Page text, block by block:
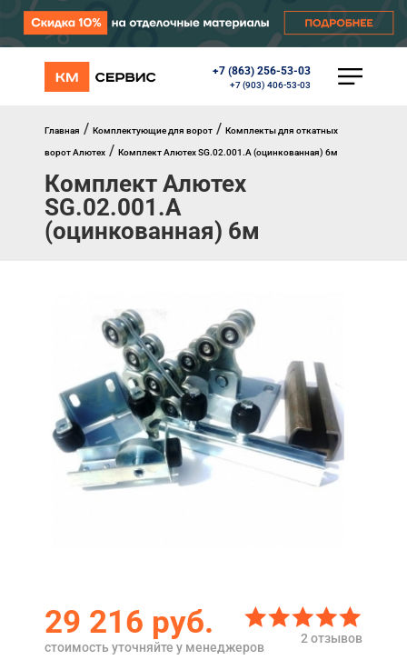
+7 (863) 256-53-03
+7 (903) 406-53-03
КАТАЛОГ
Перегрузочное оборудование
Уличные калитки
Шлагбаумы
Противопожарные ворота
Противопожарные шторы
Окна, порталы, двери
Главная
Акции
Примеры работ
О компании
Главная / Комплектующие для ворот / Комплекты для откатных
ворот Алютех / Комплект Алютех SG.02.001.A (оцинкованная) 6м
Комплект Алютех
SG.02.001.A
(оцинкованная) 6м
29 216 руб.
стоимость уточняйте у менеджеров
2 отзывов